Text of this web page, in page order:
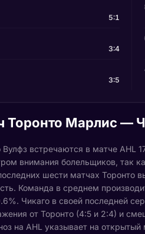
5:1
3:4
3:5
Торонто Марлис —
встречаются в матче AHL
внимания болельщиков, так
шести матчах Торонто
Команда в среднем
Чикаго в своей последней
от Торонто (4:5 и 2:4) и
на AHL указывает на